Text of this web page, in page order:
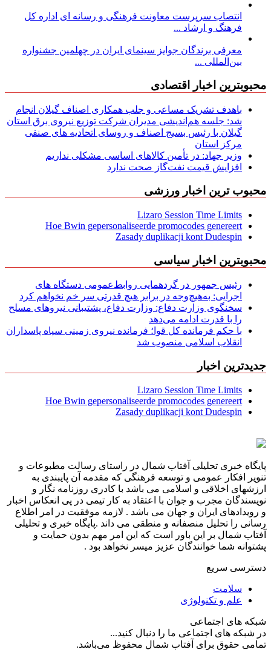
انتصاب سرپرست معاونت فرهنگی و رسانه ای اداره کل
فرهنگ و ارشاد ...
معرفی برندگان جوایز سینمای ایران در چهلمین جشنواره
بین‌المللی ...
محبوبترین اخبار اقتصادی
باهدف تشریک مساعی و جلب همکاری اصناف گیلان انجام
شد: جلسه هم‌اندیشی مدیران شركت توزیع نیروی برق استان
گیلان با رئیس بسیج اصناف و روسای اتحادیه های صنفی
مركز استان
وزیر جهاد: در تأمین کالاهای اساسی مشکلی نداریم
افزایش قیمت نفت‌گاز صحت ندارد
محبوب ترین اخبار ورزشی
Lizaro Session Time Limits
Hoe Bwin gepersonaliseerde promocodes genereert
Zasady duplikacji kont Dudespin
محبوبترین اخبار سیاسی
رئیس جمهور در گردهمایی روابط‌عمومی دستگاه های
اجرایی: به‌هیچ‌وجه در برابر هیچ قدرتی سر خم نخواهم کرد
سخنگوی وزارت دفاع: وزارت دفاع، پشتیبانی نیرو‌های مسلح
را با قدرت ادامه می‌دهد
با حکم فرمانده کل قوا؛ فرمانده نیروی زمینی سپاه پاسداران
انقلاب اسلامی منصوب شد
جدیدترین اخبار
Lizaro Session Time Limits
Hoe Bwin gepersonaliseerde promocodes genereert
Zasady duplikacji kont Dudespin
پایگاه خبری تحلیلی آفتاب شمال در راستای رسالت مطبوعات و
تنویر افکار عمومی و توسعه فرهنگی که مقدمه آن پایبندی به
ارزشهای اخلاقی و اسلامی می باشد با کادری روزنامه نگار و
نویسندگان مجرب و جوان با اعتقاد به کار تیمی در پی انعکاس اخبار
و رویدادهای ایران و جهان می باشد . لازمه موفقیت در امر اطلاع
رسانی را تحلیل منصفانه و منطقی می داند .پایگاه خبری و تحلیلی
آفتاب شمال بر این باور است که این امر مهم بدون حمایت و
پشتوانه شما خوانندگان عزیز میسر نخواهد بود .
دسترسی سریع
سلامت
علم و تکنولوژی
شبکه های اجتماعی
در شبکه های اجتماعی ما را دنبال کنید...
تمامی حقوق برای آفتاب شمال محفوظ می‌باشد.